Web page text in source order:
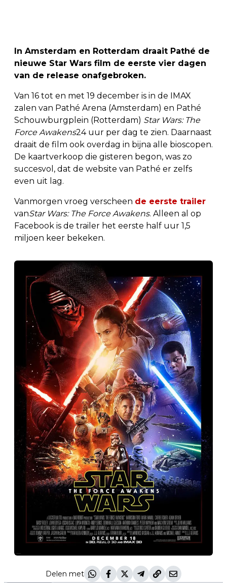
In Amsterdam en Rotterdam draait Pathé de
nieuwe Star Wars film de eerste vier dagen
van de release onafgebroken.
Van 16 tot en met 19 december is in de IMAX
zalen van Pathé Arena (Amsterdam) en Pathé
Schouwburgplein (Rotterdam) Star Wars: The
Force Awakens24 uur per dag te zien. Daarnaast
draait de film ook overdag in bijna alle bioscopen.
De kaartverkoop die gisteren begon, was zo
succesvol, dat de website van Pathé er zelfs
even uit lag.
Vanmorgen vroeg verscheen de eerste trailer
vanStar Wars: The Force Awakens. Alleen al op
Facebook is de trailer het eerste half uur 1,5
miljoen keer bekeken.
Delen met